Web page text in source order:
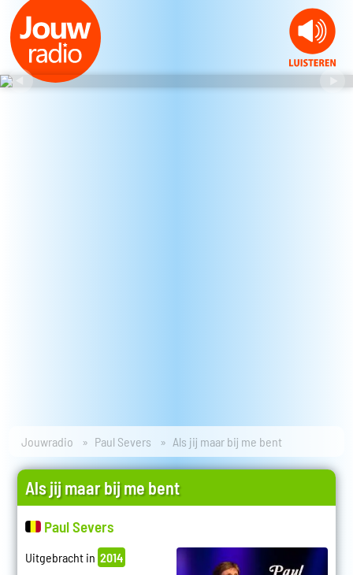
Jouwradio Paul Severs Als jij maar bij me bent
Als jij maar bij me bent
Paul Severs
Uitgebracht in 2014